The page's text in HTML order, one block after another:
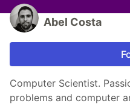
Abel Costa
Computer Scientist.
problems and computer